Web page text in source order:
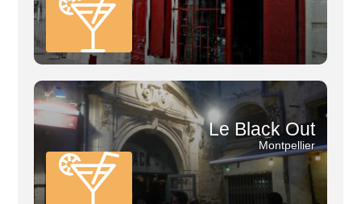
Le Black Out
Montpellier